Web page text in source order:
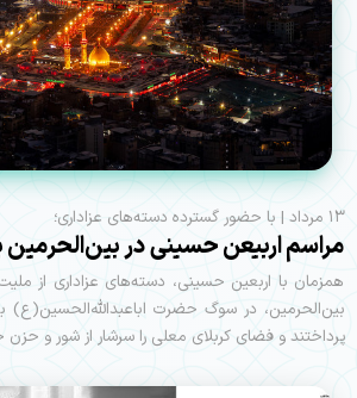
۱۳ مرداد | با حضور گسترده دسته‌های عزاداری؛
مراسم اربیعن حسینی در بین‌الحرمین
همزمان با اربعین حسینی، دسته‌های عزاداری از
بین‌الحرمین، در سوگ حضرت اباعبدالله‌الحسین(ع)
پرداختند و فضای کربلای معلی را سرشار از شور و